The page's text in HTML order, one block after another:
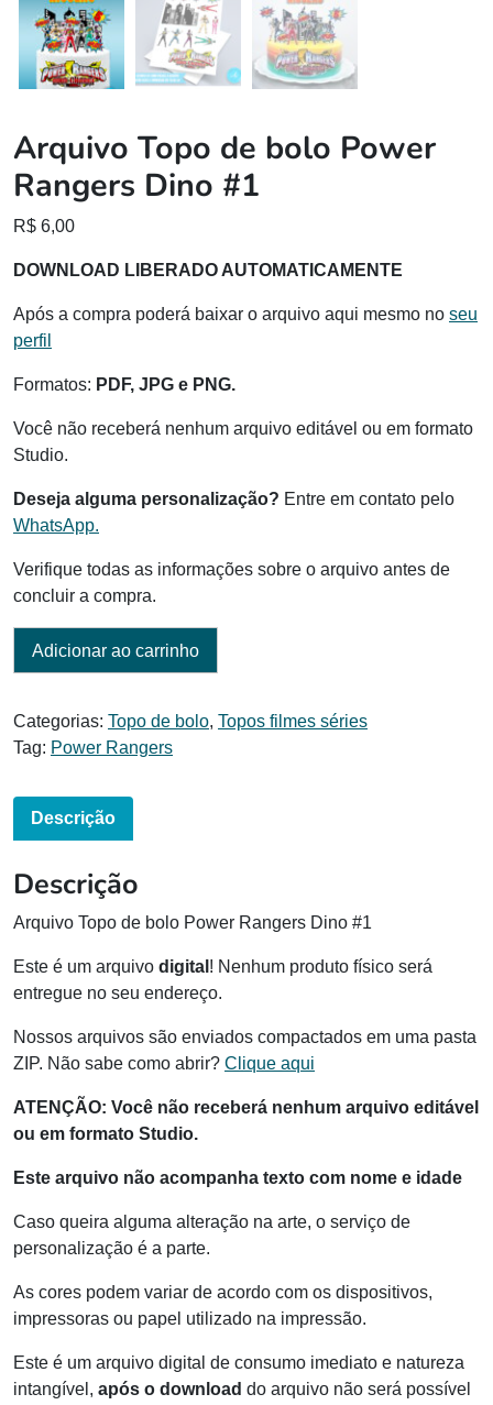
Arquivo Topo de bolo Power
Rangers Dino #1
R$ 6,00
DOWNLOAD LIBERADO AUTOMATICAMENTE
Após a compra poderá baixar o arquivo aqui mesmo no seu
perfil
Formatos: PDF, JPG e PNG.
Você não receberá nenhum arquivo editável ou em formato
Studio.
Deseja alguma personalização? Entre em contato pelo
WhatsApp.
Verifique todas as informações sobre o arquivo antes de
concluir a compra.
Adicionar ao carrinho
Categorias: Topo de bolo, Topos filmes séries
Tag: Power Rangers
Descrição
Descrição
Arquivo Topo de bolo Power Rangers Dino #1
Este é um arquivo digital ! Nenhum produto físico será
entregue no seu endereço.
Nossos arquivos são enviados compactados em uma pasta
ZIP. Não sabe como abrir? Clique aqui
ATENÇÃO: Você não receberá nenhum arquivo editável
ou em formato Studio.
Este arquivo não acompanha texto com nome e idade
Caso queira alguma alteração na arte, o serviço de
personalização é a parte.
As cores podem variar de acordo com os dispositivos,
impressoras ou papel utilizado na impressão.
Este é um arquivo digital de consumo imediato e natureza
intangível, após o download do arquivo não será possível